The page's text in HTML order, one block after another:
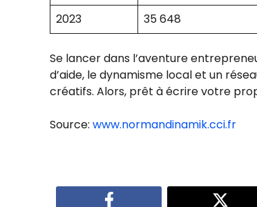
2023
35 648
Se lancer dans l’aventure
d’aide, le dynamisme local et un
créatifs. Alors, prêt à écrire votre
Source: www.normandinamik.cci.fr